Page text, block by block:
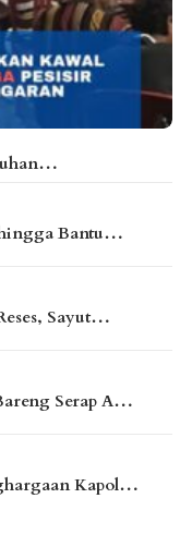
hingga Bantu…
Sayut…
Serap A…
Kapol…